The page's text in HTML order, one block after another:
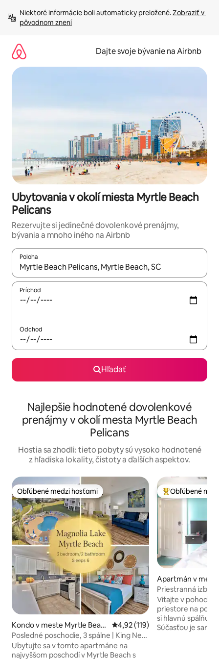
obsah.
Niektoré informácie boli automaticky preložené. Zobraziť v
pôvodnom znení
Dajte svoje bývanie na Airbnb
Ubytovania v okolí miesta Myrtle Beach
Pelicans
Rezervujte si jedinečné dovolenkové prenájmy,
bývania a mnoho iného na Airbnb
Poloha
Keď budú výsledky k dispozícii, môžete si ich prechádzať
Príchod
Odchod
Hľadať
Najlepšie hodnotené dovolenkové
prenájmy v okolí mesta Myrtle Beach
Pelicans
Hostia sa zhodli: tieto pobyty sú vysoko hodnotené
z hľadiska lokality, čistoty a ďalších aspektov.
Obľúbené medzi hosťami
Obľúbené medzi hosťami
Kondo v meste Myrtle Beac
h
Priemerné ohodnotenie 4,92 z
4,92 (119)
Posledné poschodie, 3 spálne | King Near
Broadway @ Beach & Golf
Ubytujte sa v tomto apartmáne na
najvyššom poschodí v Myrtle Beach s
Najobľúbenejšie
Obľúbené
Apartmán v
each
Priestranná izba
vchodom.
Vitajte v
priestore na
si hlavnú spálňu s
Súčasťou je